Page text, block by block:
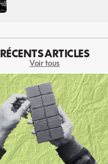
RÉCENTS ARTICLES
Voir tous